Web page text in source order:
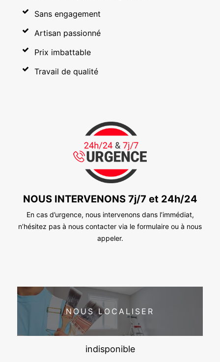
Sans engagement
Artisan passionné
Prix imbattable
Travail de qualité
NOUS INTERVENONS 7j/7 et 24h/24
En cas d’urgence, nous intervenons dans l’immédiat,
n’hésitez pas à nous contacter via le formulaire ou à nous
appeler.
NOUS LOCALISER
indisponible